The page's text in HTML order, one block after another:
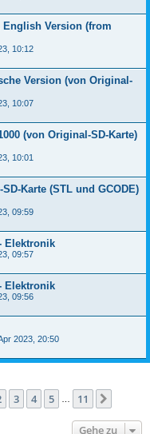
English Version (from
10:12
Version (von Original-
10:07
(von Original-SD-Karte)
10:01
Karte (STL und GCODE)
09:59
Elektronik
09:57
Elektronik
09:56
2023, 20:50
11
3 4 5 11
Gehe zu